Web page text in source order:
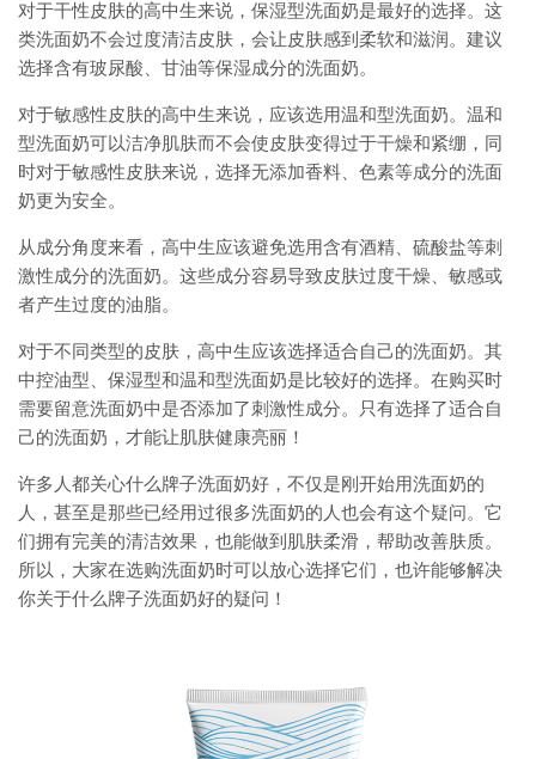
对于干性皮肤的高中生来说，保湿型洗面奶是最好的选择。这
类洗面奶不会过度清洁皮肤，会让皮肤感到柔软和滋润。建议
选择含有玻尿酸、甘油等保湿成分的洗面奶。
对于敏感性皮肤的高中生来说，应该选用温和型洗面奶。温和
型洗面奶可以洁净肌肤而不会使皮肤变得过于干燥和紧绷，同
时对于敏感性皮肤来说，选择无添加香料、色素等成分的洗面
奶更为安全。
从成分角度来看，高中生应该避免选用含有酒精、硫酸盐等刺
激性成分的洗面奶。这些成分容易导致皮肤过度干燥、敏感或
者产生过度的油脂。
对于不同类型的皮肤，高中生应该选择适合自己的洗面奶。其
中控油型、保湿型和温和型洗面奶是比较好的选择。在购买时
需要留意洗面奶中是否添加了刺激性成分。只有选择了适合自
己的洗面奶，才能让肌肤健康亮丽！
许多人都关心什么牌子洗面奶好，不仅是刚开始用洗面奶的
人，甚至是那些已经用过很多洗面奶的人也会有这个疑问。它
们拥有完美的清洁效果，也能做到肌肤柔滑，帮助改善肤质。
所以，大家在选购洗面奶时可以放心选择它们，也许能够解决
你关于什么牌子洗面奶好的疑问！